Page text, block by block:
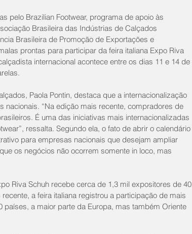
pelo Brazilian Footwear, programa de apoio às
Brasileira das Indústrias de Calçados
Brasileira de Promoção de Exportações e
prontas para participar da feira italiana Expo Riva
internacional acontece entre os dias 11 e 14 de
Paola Pontin, destaca que a internacionalização
nacionais. “Na edição mais recente, compradores de
É uma das iniciativas mais internacionalizadas
ressalta. Segundo ela, o fato de abrir o calendário
para empresas nacionais que desejam ampliar
os negócios não ocorrem somente in loco, mas
Riva Schuh recebe cerca de 1,3 mil expositores de 40
a feira italiana registrou a participação de mais
a maior parte da Europa, mas também Oriente